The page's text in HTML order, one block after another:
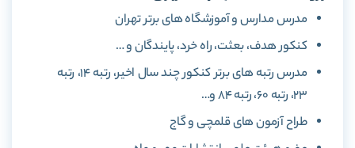
مدرس مدارس و آموزشگاه های برتر تهران
کنکور هدف، بعثت، راه خرد، پایندگان و …
مدرس رتبه های برتر کنکور چند سال اخیر، رتبه 14، رتبه
23، رتبه 60، رتبه 84 و…
طراح آزمون های قلمچی و گاج